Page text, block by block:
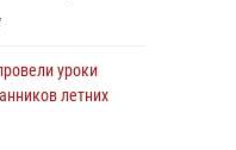
10
Росгвардии
преступный
уроки
летних